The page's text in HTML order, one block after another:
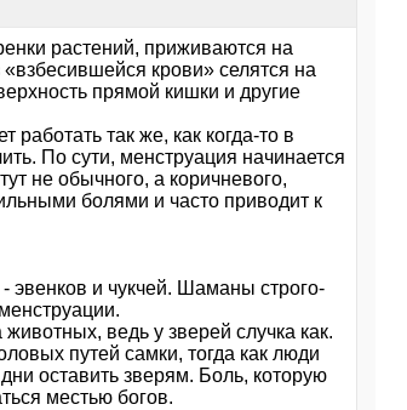
растений, приживаются на
крови» селятся на
прямой кишки и другие
так же, как когда-то в
По сути, менструация начинается
не обычного, а коричневого,
болями и часто приводит к
эвенков и чукчей. Шаманы строго-
ведь у зверей случка как.
путей самки, тогда как люди
оставить зверям. Боль, которую
местью богов.